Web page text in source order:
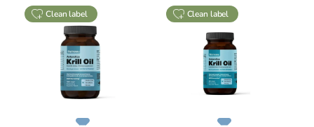
clean label clean label